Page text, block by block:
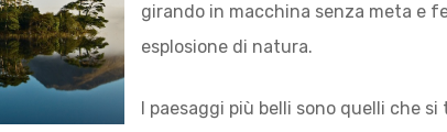
girando in macchina senza meta e
esplosione di natura.
I paesaggi più belli sono quelli che